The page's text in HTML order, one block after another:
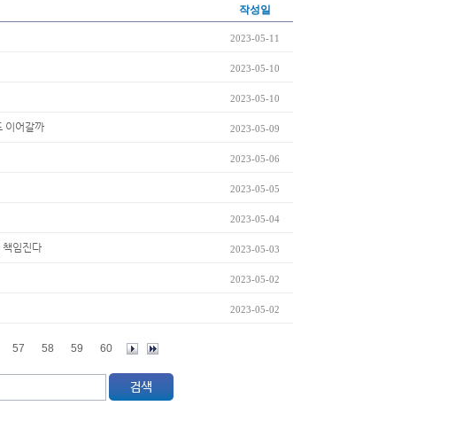
작성일
2023-05-11
2023-05-10
2023-05-10
이어갈까 2023-05-09
2023-05-06
2023-05-05
2023-05-04
임진다 2023-05-03
2023-05-02
2023-05-02
57 58 59 60